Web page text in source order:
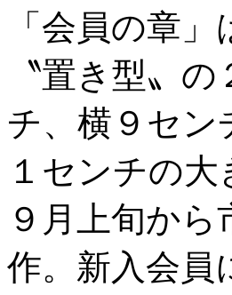
「会員の章
〝置き型〟
チ、横９セン
１センチの大
９月上旬か
作。新入会員